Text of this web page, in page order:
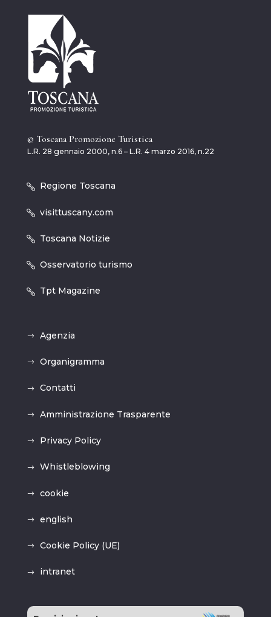
© Toscana Promozione Turistica
L.R. 28 gennaio 2000, n.6 – L.R. 4 marzo 2016, n.22
Regione Toscana
visittuscany.com
Toscana Notizie
Osservatorio turismo
Tpt Magazine
Agenzia
Organigramma
Contatti
Amministrazione Trasparente
Privacy Policy
Whistleblowing
cookie
english
Cookie Policy (UE)
intranet